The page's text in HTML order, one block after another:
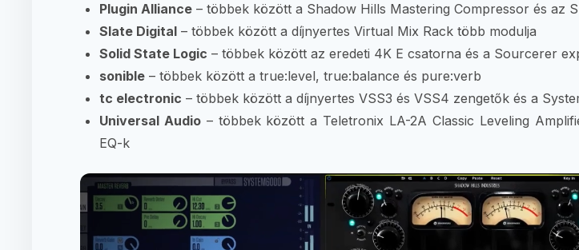
Plugin Alliance – többek között a Shadow Hills Mastering Compressor és az
Slate Digital – többek között a díjnyertes Virtual Mix Rack több modulja
Solid State Logic – többek között az eredeti 4K E csatorna és a Sourcerer
sonible – többek között a true:level, true:balance és pure:verb
tc electronic – többek között a díjnyertes VSS3 és VSS4 zengetők és a
Universal Audio– többek között a Teletronix LA-2A Classic Leveling
EQ-k